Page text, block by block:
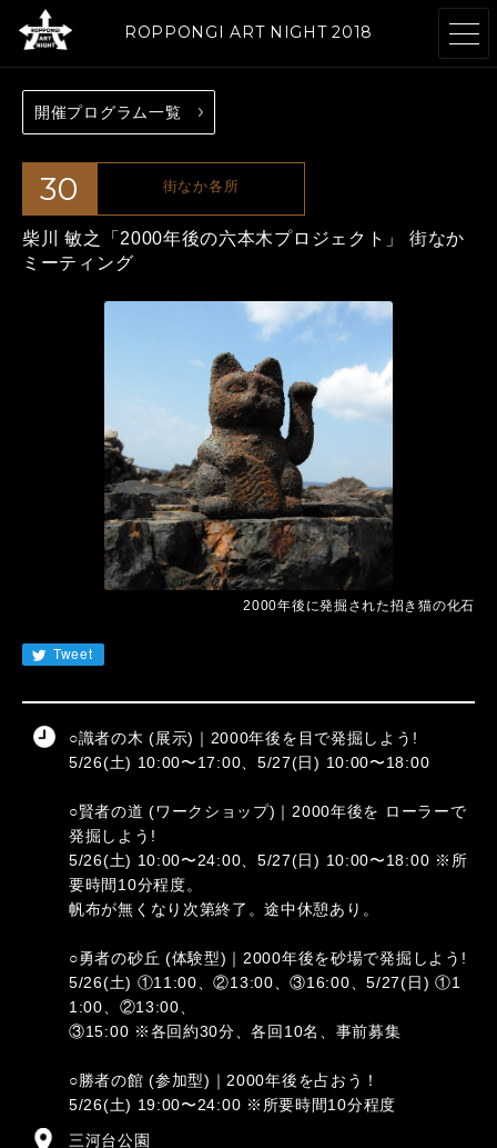
ROPPONGI ART NIGHT 2018
開催概要
プログラム
PROGRAMS
アーティスト
& FACILITIES
参加店舗
RESTAURANTS
& SHOPS
EN
CN
開催プログラム一覧
30 街なか各所
柴川 敏之「2000年後の六本木プロジェクト」
街なか
ミーティング
2000年後に発掘された招き猫の化石
Tweet
○識者の木 (展示)｜2000年後を目で発掘しよう!
5/26(土) 10:00〜17:00、5/27(日) 10:00〜18:00
○賢者の道 (ワークショップ)｜2000年後を ローラーで
発掘しよう!
5/26(土) 10:00〜24:00、5/27(日) 10:00〜18:00 ※所
要時間10分程度。
帆布が無くなり次第終了。途中休憩あり。
○勇者の砂丘 (体験型)｜2000年後を砂場で発掘しよう!
5/26(土) ①11:00、②13:00、③16:00、5/27(日) ①1
1:00、②13:00、
③15:00 ※各回約30分、各回10名、事前募集
○勝者の館 (参加型)｜2000年後を占おう！
5/26(土) 19:00〜24:00 ※所要時間10分程度
三河台公園